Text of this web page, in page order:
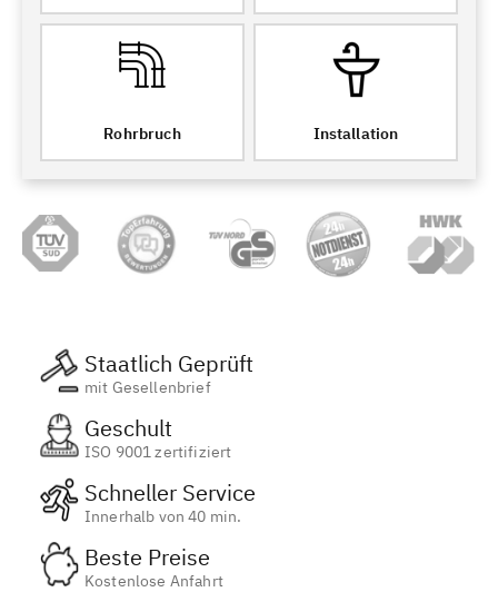
Rohrbruch Installation
Staatlich Geprüft
mit Gesellenbrief
Geschult
ISO 9001 zertifiziert
Schneller Service
Innerhalb von 40 min.
Beste Preise
Kostenlose Anfahrt